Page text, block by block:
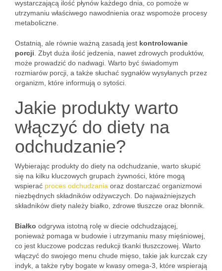
wystarczającą ilość płynów każdego dnia, co pomoże w
utrzymaniu właściwego nawodnienia oraz wspomoże procesy
metaboliczne.
Ostatnią, ale równie ważną zasadą jest kontrolowanie
porcji . Zbyt duża ilość jedzenia, nawet zdrowych produktów,
może prowadzić do nadwagi. Warto być świadomym
rozmiarów porcji, a także słuchać sygnałów wysyłanych przez
organizm, które informują o sytości.
Jakie produkty warto
włączyć do diety na
odchudzanie?
Wybierając produkty do diety na odchudzanie, warto skupić
się na kilku kluczowych grupach żywności, które mogą
wspierać proces odchudzania oraz dostarczać organizmowi
niezbędnych składników odżywczych. Do najważniejszych
składników diety należy białko, zdrowe tłuszcze oraz błonnik.
Białko odgrywa istotną rolę w diecie odchudzającej,
ponieważ pomaga w budowie i utrzymaniu masy mięśniowej,
co jest kluczowe podczas redukcji tkanki tłuszczowej. Warto
włączyć do swojego menu chude mięso, takie jak kurczak czy
indyk, a także ryby bogate w kwasy omega-3, które wspierają